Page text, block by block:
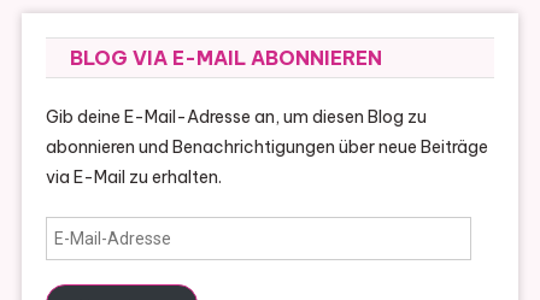
BLOG VIA E-MAIL ABONNIEREN
Gib deine E-Mail-Adresse an, um diesen Blog zu
abonnieren und Benachrichtigungen über neue Beiträge
via E-Mail zu erhalten.
E-
Mail-
Adresse